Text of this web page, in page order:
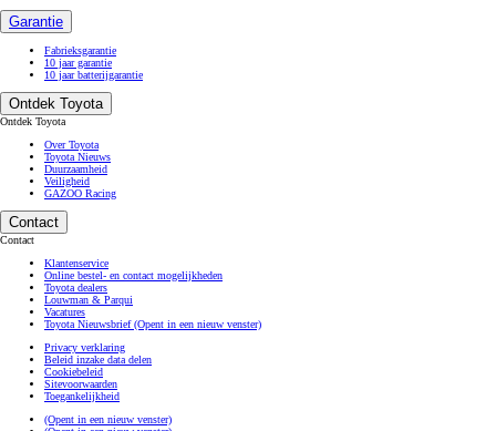
Garantie
Fabrieksgarantie
10 jaar garantie
10 jaar batterijgarantie
Ontdek Toyota
Ontdek Toyota
Over Toyota
Toyota Nieuws
Duurzaamheid
Veiligheid
GAZOO Racing
Contact
Contact
Klantenservice
Online bestel- en contact mogelijkheden
Toyota dealers
Louwman & Parqui
Vacatures
Toyota Nieuwsbrief(Opent in een nieuw venster)
Privacy verklaring
Beleid inzake data delen
Cookiebeleid
Sitevoorwaarden
Toegankelijkheid
(Opent in een nieuw venster)